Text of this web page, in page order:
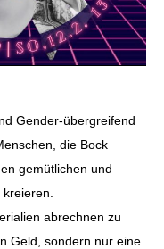
Gender-übergreifend
die Bock
gemütlichen und
abrechnen zu
Geld, sondern nur eine